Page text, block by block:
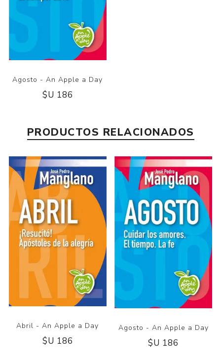
Agosto - An Apple a Day
$U 186
PRODUCTOS RELACIONADOS
Abril - An Apple a Day
$U 186
Agosto - An Apple a Day
$U 186